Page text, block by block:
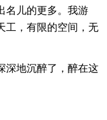
名儿的更多。我游
工，有限的空间，无
地沉醉了，醉在这